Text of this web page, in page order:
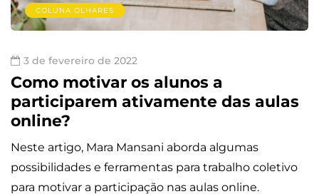
COLUNA OLHARES
3 de fevereiro de 2022
Como motivar os alunos a
participarem ativamente das aulas
online?
Neste artigo, Mara Mansani aborda algumas
possibilidades e ferramentas para trabalho coletivo
para motivar a participação nas aulas online.